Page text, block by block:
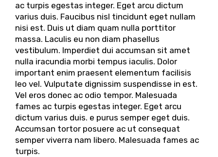
ac turpis egestas integer. Eget arcu dictum
varius duis. Faucibus nisl tincidunt eget nullam
nisi est. Duis ut diam quam nulla porttitor
massa. Laculis eu non diam phasellus
vestibulum. Imperdiet dui accumsan sit amet
nulla iracundia morbi tempus iaculis. Dolor
important enim praesent elementum facilisis
leo vel. Vulputate dignissim suspendisse in est.
Vel eros donec ac odio tempor. Malesuada
fames ac turpis egestas integer. Eget arcu
dictum varius duis. e purus semper eget duis.
Accumsan tortor posuere ac ut consequat
semper viverra nam libero. Malesuada fames ac
turpis.